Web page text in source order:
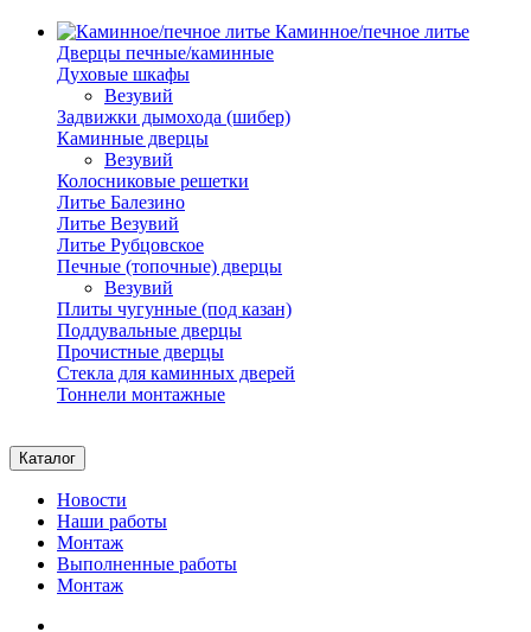
Каминное/печное литье
Дверцы печные/каминные
Духовые шкафы
Везувий
Задвижки дымохода (шибер)
Каминные дверцы
Везувий
Колосниковые решетки
Литье Балезино
Литье Везувий
Литье Рубцовское
Печные (топочные) дверцы
Везувий
Плиты чугунные (под казан)
Поддувальные дверцы
Прочистные дверцы
Стекла для каминных дверей
Тоннели монтажные
Каталог
Новости
Наши работы
Монтаж
Выполненные работы
Монтаж